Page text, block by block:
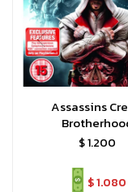
Assassins
$1.200
$1.080